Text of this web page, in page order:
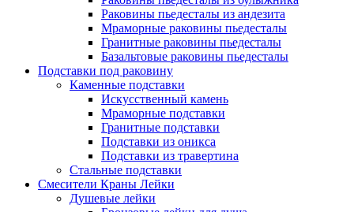
Раковины пьедесталы из андезита
Мраморные раковины пьедесталы
Гранитные раковины пьедесталы
Базальтовые раковины пьедесталы
Подставки под раковину
Каменные подставки
Искусственный камень
Мраморные подставки
Гранитные подставки
Подставки из оникса
Подставки из травертина
Стальные подставки
Смесители Краны Лейки
Душевые лейки